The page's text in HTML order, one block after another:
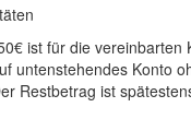
ist für die vereinbarten
untenstehendes Konto
Restbetrag ist